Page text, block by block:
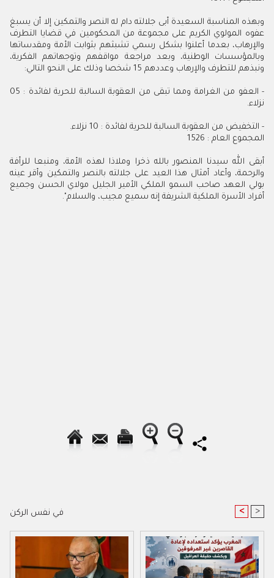
وبهذه المناسبة السعيدة أبى جلالته دام له النصر والتمكين إلا أن يسبغ
عفوه المولوي الكريم على مجموعة من المحكومين في قضايا التطرف
والإرهاب، بعدما أعلنوا بشكل رسمي تشبثهم بثوابت الأمة ومقدساتها
وبالمؤسسات الوطنية، وبعد مراجعة مواقفهم وتوجهاتهم الفكرية،
ونبذهم للتطرف والإرهاب وعددهم 15 شخصا وذلك على النحو التالي:
- العفو من الغرامة ومما تبقى من العقوبة السالبة للحرية لفائدة : 05
نزلاء.
- التخفيض من العقوبة السالبة للحرية لفائدة : 10 نزلاء.
المجموع العام : 1526
أبقى الله سيدنا المنصور بالله ذخرا وملاذا لهذه الأمة، ومنبعا للرأفة
والرحمة، وأعاد أمثال هذا العيد على جلالته بالنصر والتمكين وأقر عينه
بولي العهد صاحب السمو الملكي الأمير الجليل مولاي الحسن وجميع
أفراد الأسرة الملكية الشريفة إنه سميع مجيب، والسلام".
في نفس الركن < >